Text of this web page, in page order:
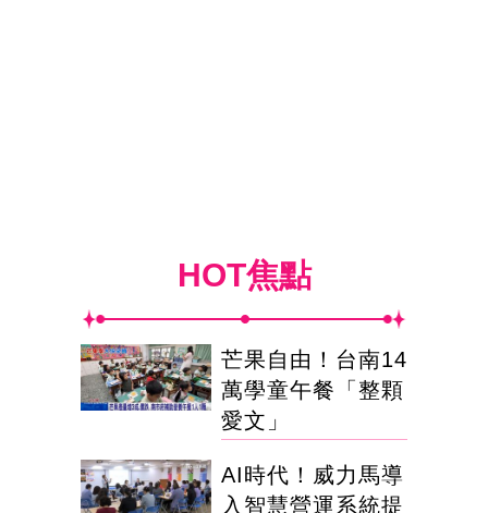
HOT焦點
芒果自由！台南14
萬學童午餐「整顆
愛文」
AI時代！威力馬導
入智慧營運系統提